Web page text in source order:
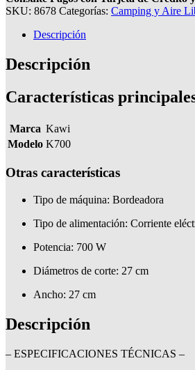
SKU: 8678 Categorías: Camping y Aire
Descripción
Descripción
Características
Marca Kawi
Modelo K700
Otras características
Tipo de máquina: Bordeadora
Tipo de alimentación: Corriente
Potencia: 700 W
Diámetros de corte: 27 cm
Ancho: 27 cm
Descripción
– ESPECIFICACIONES TÉCNICAS –